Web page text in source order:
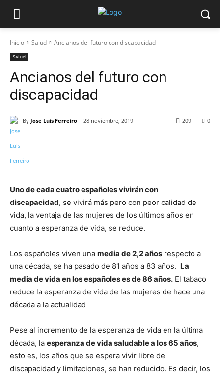
Inicio Salud Ancianos del futuro con discapacidad
Salud
Ancianos del futuro con
discapacidad
By Jose Luis Ferreiro 28 noviembre, 2019 0
209
Uno de cada cuatro españoles vivirán con
discapacidad, se vivirá más pero con peor calidad de
vida, la ventaja de las mujeres de los últimos años en
cuanto a esperanza de vida, se reduce.
Los españoles viven una media de 2,2 años respecto a
una década, se ha pasado de 81 años a 83 años. La
media de vida en los españoles es de 86 años. El tabaco
reduce la esperanza de vida de las mujeres de hace una
década a la actualidad
Pese al incremento de la esperanza de vida en la última
década, la esperanza de vida saludable a los 65 años,
esto es, los años que se espera vivir libre de
discapacidad y limitaciones, se han reducido. Es decir, los